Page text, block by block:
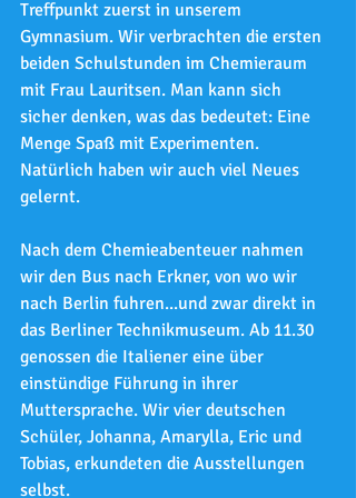
Treffpunkt zuerst in unserem
Gymnasium. Wir verbrachten die ersten
beiden Schulstunden im Chemieraum
mit Frau Lauritsen. Man kann sich
sicher denken, was das bedeutet: Eine
Menge Spaß mit Experimenten.
Natürlich haben wir auch viel Neues
gelernt.
Nach dem Chemieabenteuer nahmen
wir den Bus nach Erkner, von wo wir
nach Berlin fuhren...und zwar direkt in
das Berliner Technikmuseum. Ab 11.30
genossen die Italiener eine über
einstündige Führung in ihrer
Muttersprache. Wir vier deutschen
Schüler, Johanna, Amarylla, Eric und
Tobias, erkundeten die Ausstellungen
selbst.